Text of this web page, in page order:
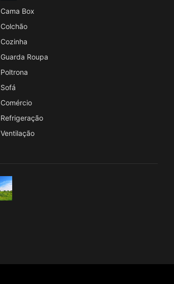
Cama Box
Colchão
Cozinha
Guarda Roupa
Poltrona
Sofá
Comércio
Refrigeração
Ventilação